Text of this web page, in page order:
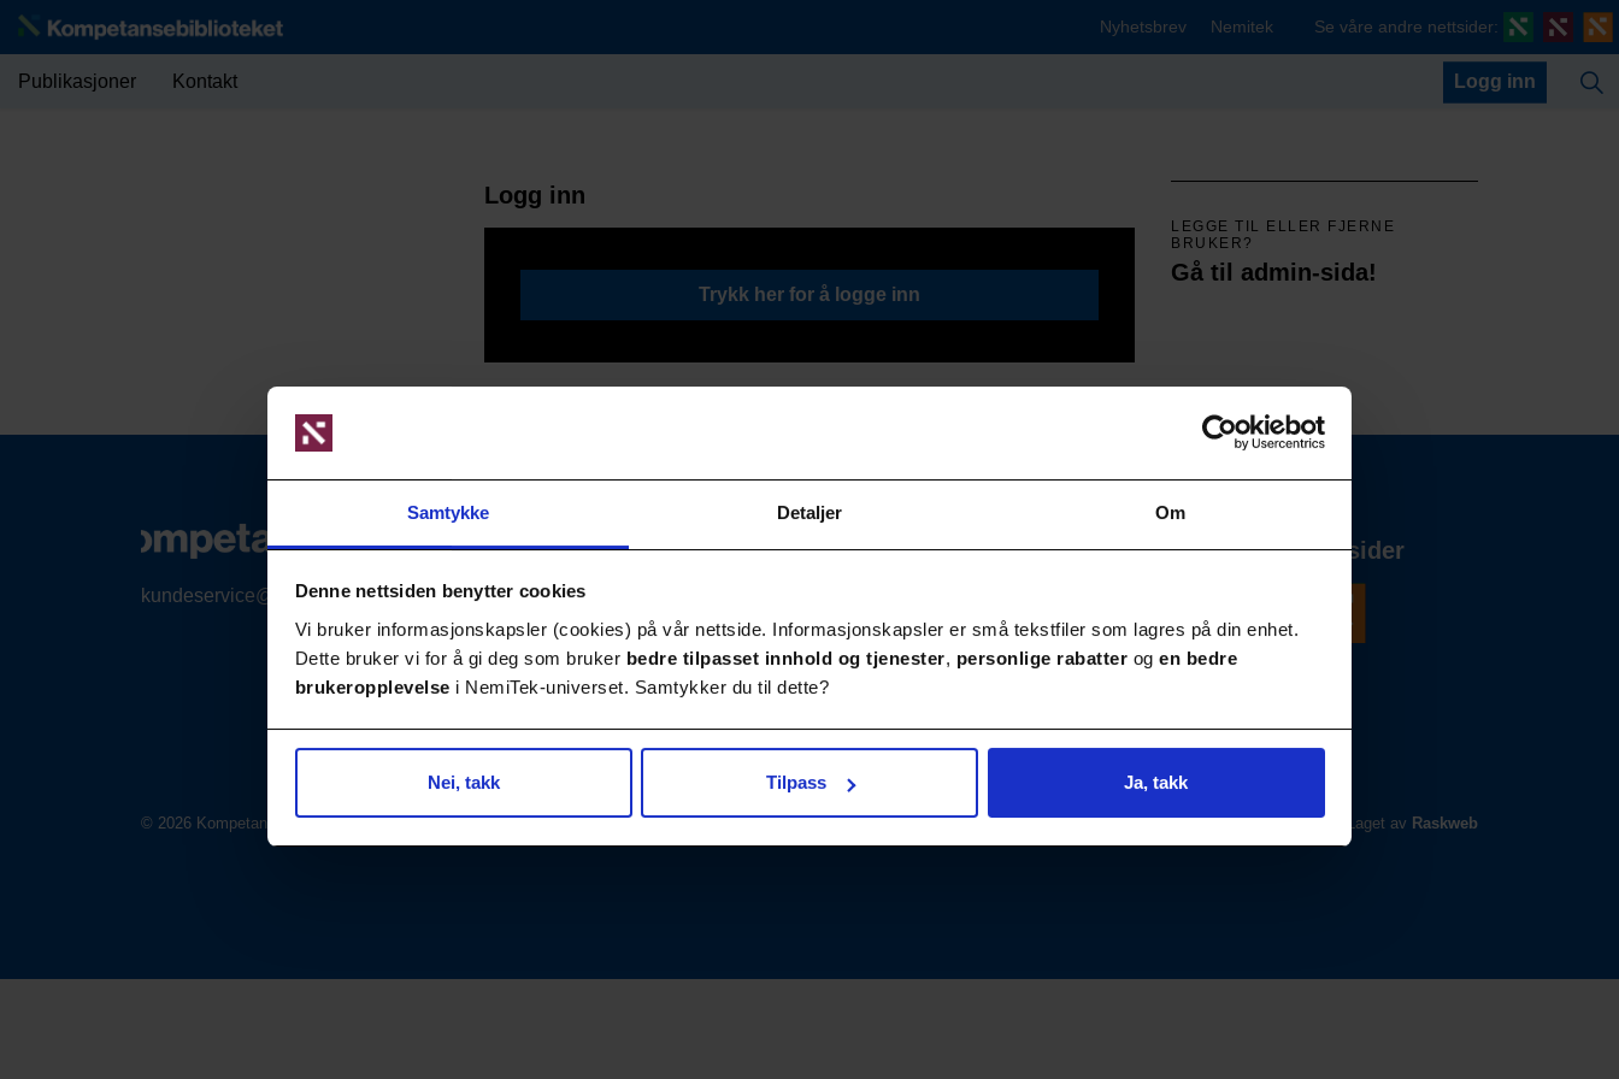
Samtykke Detaljer Om
Denne nettsiden benytter cookies
Vi bruker informasjonskapsler (cookies) på vår nettside. Informasjonskapsler er små tekstfiler som lagres på din enhet.
Dette bruker vi for å gi deg som bruker bedre tilpasset innhold og tjenester, personlige rabatter og en bedre
brukeropplevelse i NemiTek-universet. Samtykker du til dette?
Nei, takk Tilpass Ja, takk
Publikasjoner Kontakt
Nyhetsbrev Nemitek Se våre andre nettsider:
Logg inn
Logg inn
Trykk her for å logge inn
LEGGE TIL ELLER FJERNE
BRUKER?
Gå til admin-sida!
kundeservice@nemitek.no
Søk / Viktige lenker
Publikasjoner Kontakt
Våre andre nettsider
© 2026 Kompetansebiblioteket Laget av Raskweb